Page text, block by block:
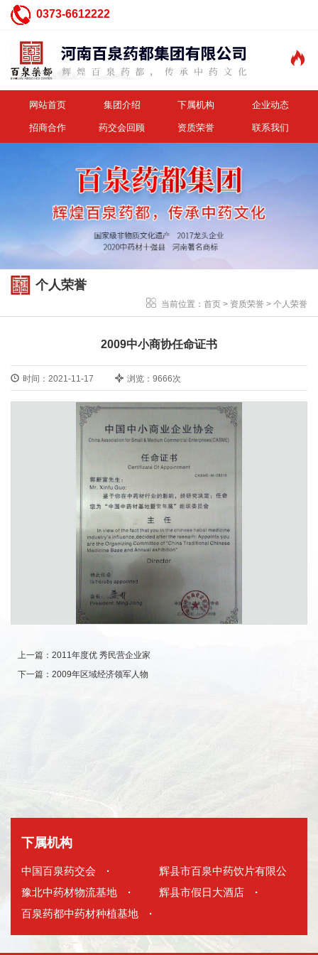
0373-6612222

网站首页 集团介绍 下属机构 企业动态
招商合作 药交会回顾 资质荣誉 联系我们
个人荣誉
当前位置： 首页 > 资质荣誉 > 个人荣誉
2009中小商协任命证书
时间：2021-11-17 浏览：9666次
上一篇： 2011年度优 秀民营企业家
下一篇： 2009年区域经济领军人物
下属机构
中国百泉药交会 ·
辉县市百泉中药饮片有限公
司
·
豫北中药材物流基地 · 辉县市假日大酒店
·
百泉药都中药材种植基地
·